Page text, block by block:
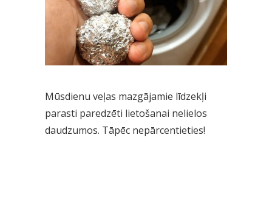
Mūsdienu veļas mazgājamie līdzekļi
parasti paredzēti lietošanai nelielos
daudzumos. Tāpēc nepārcentieties!